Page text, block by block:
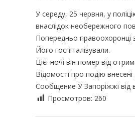
У середу, 25 червня, у
внаслідок необережного
Попередньо правоохоронці
Його госпіталізували.
Цієї ночі він помер від
Відомості про подію
Сообщение У Запоріжжі від
Просмотров: 260